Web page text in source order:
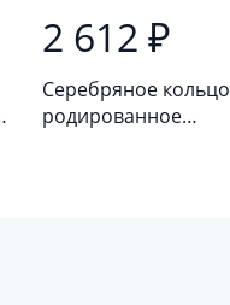
2 612 ₽
Серебряное кольцо
родированное